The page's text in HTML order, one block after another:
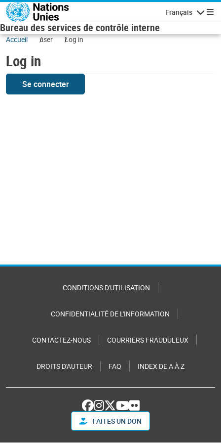
Skip to main content
Français
Bureau des services de contrôle interne
Accueil user Log in
Log in
Se connecter
CONDITIONS D'UTILISATION
CONFIDENTIALITÉ DE L'INFORMATION
CONTACTEZ-NOUS COURRIERS FRAUDULEUX
DROITS D'AUTEUR FAQ INDEX DE A À Z
FAITES UN DON